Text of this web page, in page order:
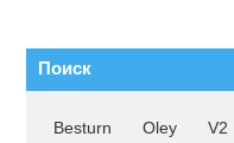
Поиск
Besturn Oley V2